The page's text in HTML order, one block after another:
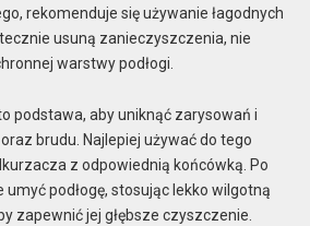
rekomenduje się używanie łagodnych
usuną zanieczyszczenia, nie
warstwy podłogi.
podstawa, aby uniknąć zarysowań i
brudu. Najlepiej używać do tego
z odpowiednią końcówką. Po
podłogę, stosując lekko wilgotną
zapewnić jej głębsze czyszczenie.